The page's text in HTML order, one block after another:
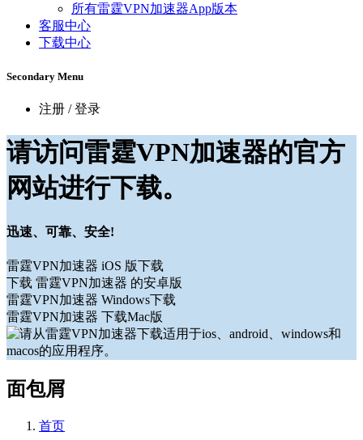
所有雷霆VPN加速器App版本
客服中心
下载中心
Secondary Menu
注册 / 登录
请访问雷霆VPN加速器的官方
网站进行下载。
迅速、可靠、安全!
雷霆VPN加速器 iOS 版下载
下载 雷霆VPN加速器 的安卓版
雷霆VPN加速器 Windows下载
雷霆VPN加速器 下载Mac版
面包屑
首页